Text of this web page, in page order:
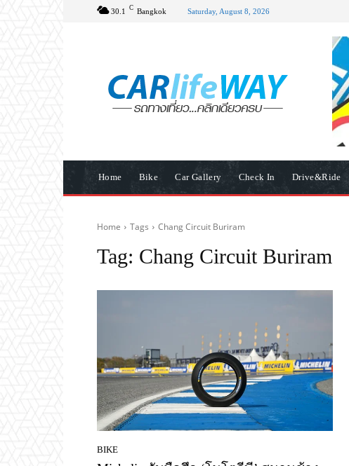
30.1 C Bangkok Saturday, August 8, 2026
Home Bike Car Gallery Check In Drive&Ride
Home Tags Chang Circuit Buriram
Tag: Chang Circuit Buriram
BIKE